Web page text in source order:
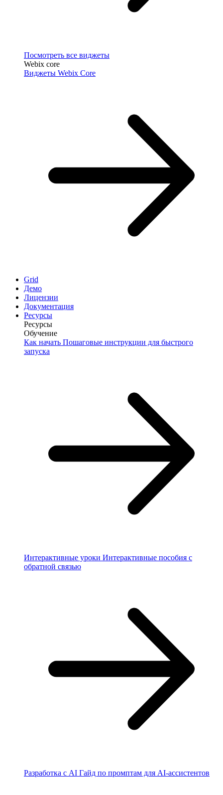
Посмотреть все виджеты
Webix core
Виджеты Webix Core
Grid
Демо
Лицензии
Документация
Ресурсы
Ресурсы
Обучение
Как начать Пошаговые инструкции для быстрого
запуска
Интерактивные уроки Интерактивные пособия с
обратной связью
Разработка с AI Гайд по промптам для AI-ассистентов